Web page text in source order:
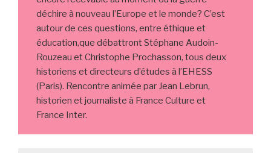
déchire à nouveau l’Europe et le monde? C’est
autour de ces questions, entre éthique et
éducation,que débattront Stéphane Audoin-
Rouzeau et Christophe Prochasson, tous deux
historiens et directeurs d’études à l’EHESS
(Paris). Rencontre animée par Jean Lebrun,
historien et journaliste à France Culture et
France Inter.